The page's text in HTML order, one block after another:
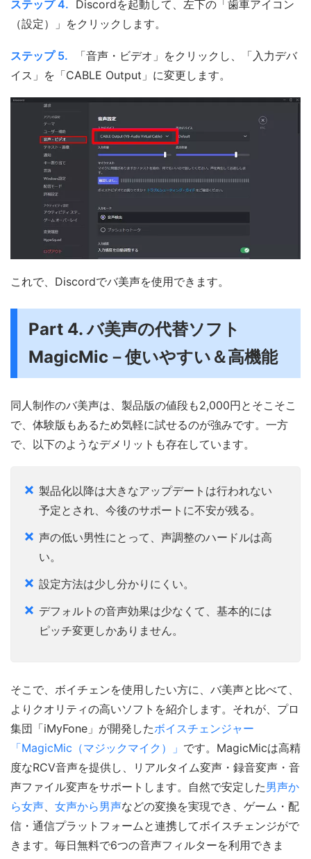
ステップ 4. Discordを起動して、左下の「歯車アイコン
（設定）」をクリックします。
ステップ 5.
「音声・ビデオ」をクリックし、「入力デバ
イス」を「CABLE Output」に変更します。
これで、Discordでバ美声を使用できます。
Part 4. バ美声の代替ソフト
MagicMic－使いやすい＆高機能
同人制作のバ美声は、製品版の値段も2,000円とそこそこ
で、体験版もあるため気軽に試せるのが強みです。一方
で、以下のようなデメリットも存在しています。
製品化以降は大きなアップデートは行われない
予定とされ、今後のサポートに不安が残る。
声の低い男性にとって、声調整のハードルは高
い。
設定方法は少し分かりにくい。
デフォルトの音声効果は少なくて、基本的には
ピッチ変更しかありません。
そこで、ボイチェンを使用したい方に、バ美声と比べて、
よりクオリティの高いソフトを紹介します。それが、プロ
集団「iMyFone」が開発したボイスチェンジャー
「MagicMic（マジックマイク）」 です。MagicMicは高精
度なRCV音声を提供し、リアルタイム変声・録音変声・音
声ファイル変声をサポートします。自然で安定した男声か
ら女声、 女声から男声などの変換を実現でき、ゲーム・配
信・通信プラットフォームと連携してボイスチェンジがで
きます。毎日無料で6つの音声フィルターを利用できま